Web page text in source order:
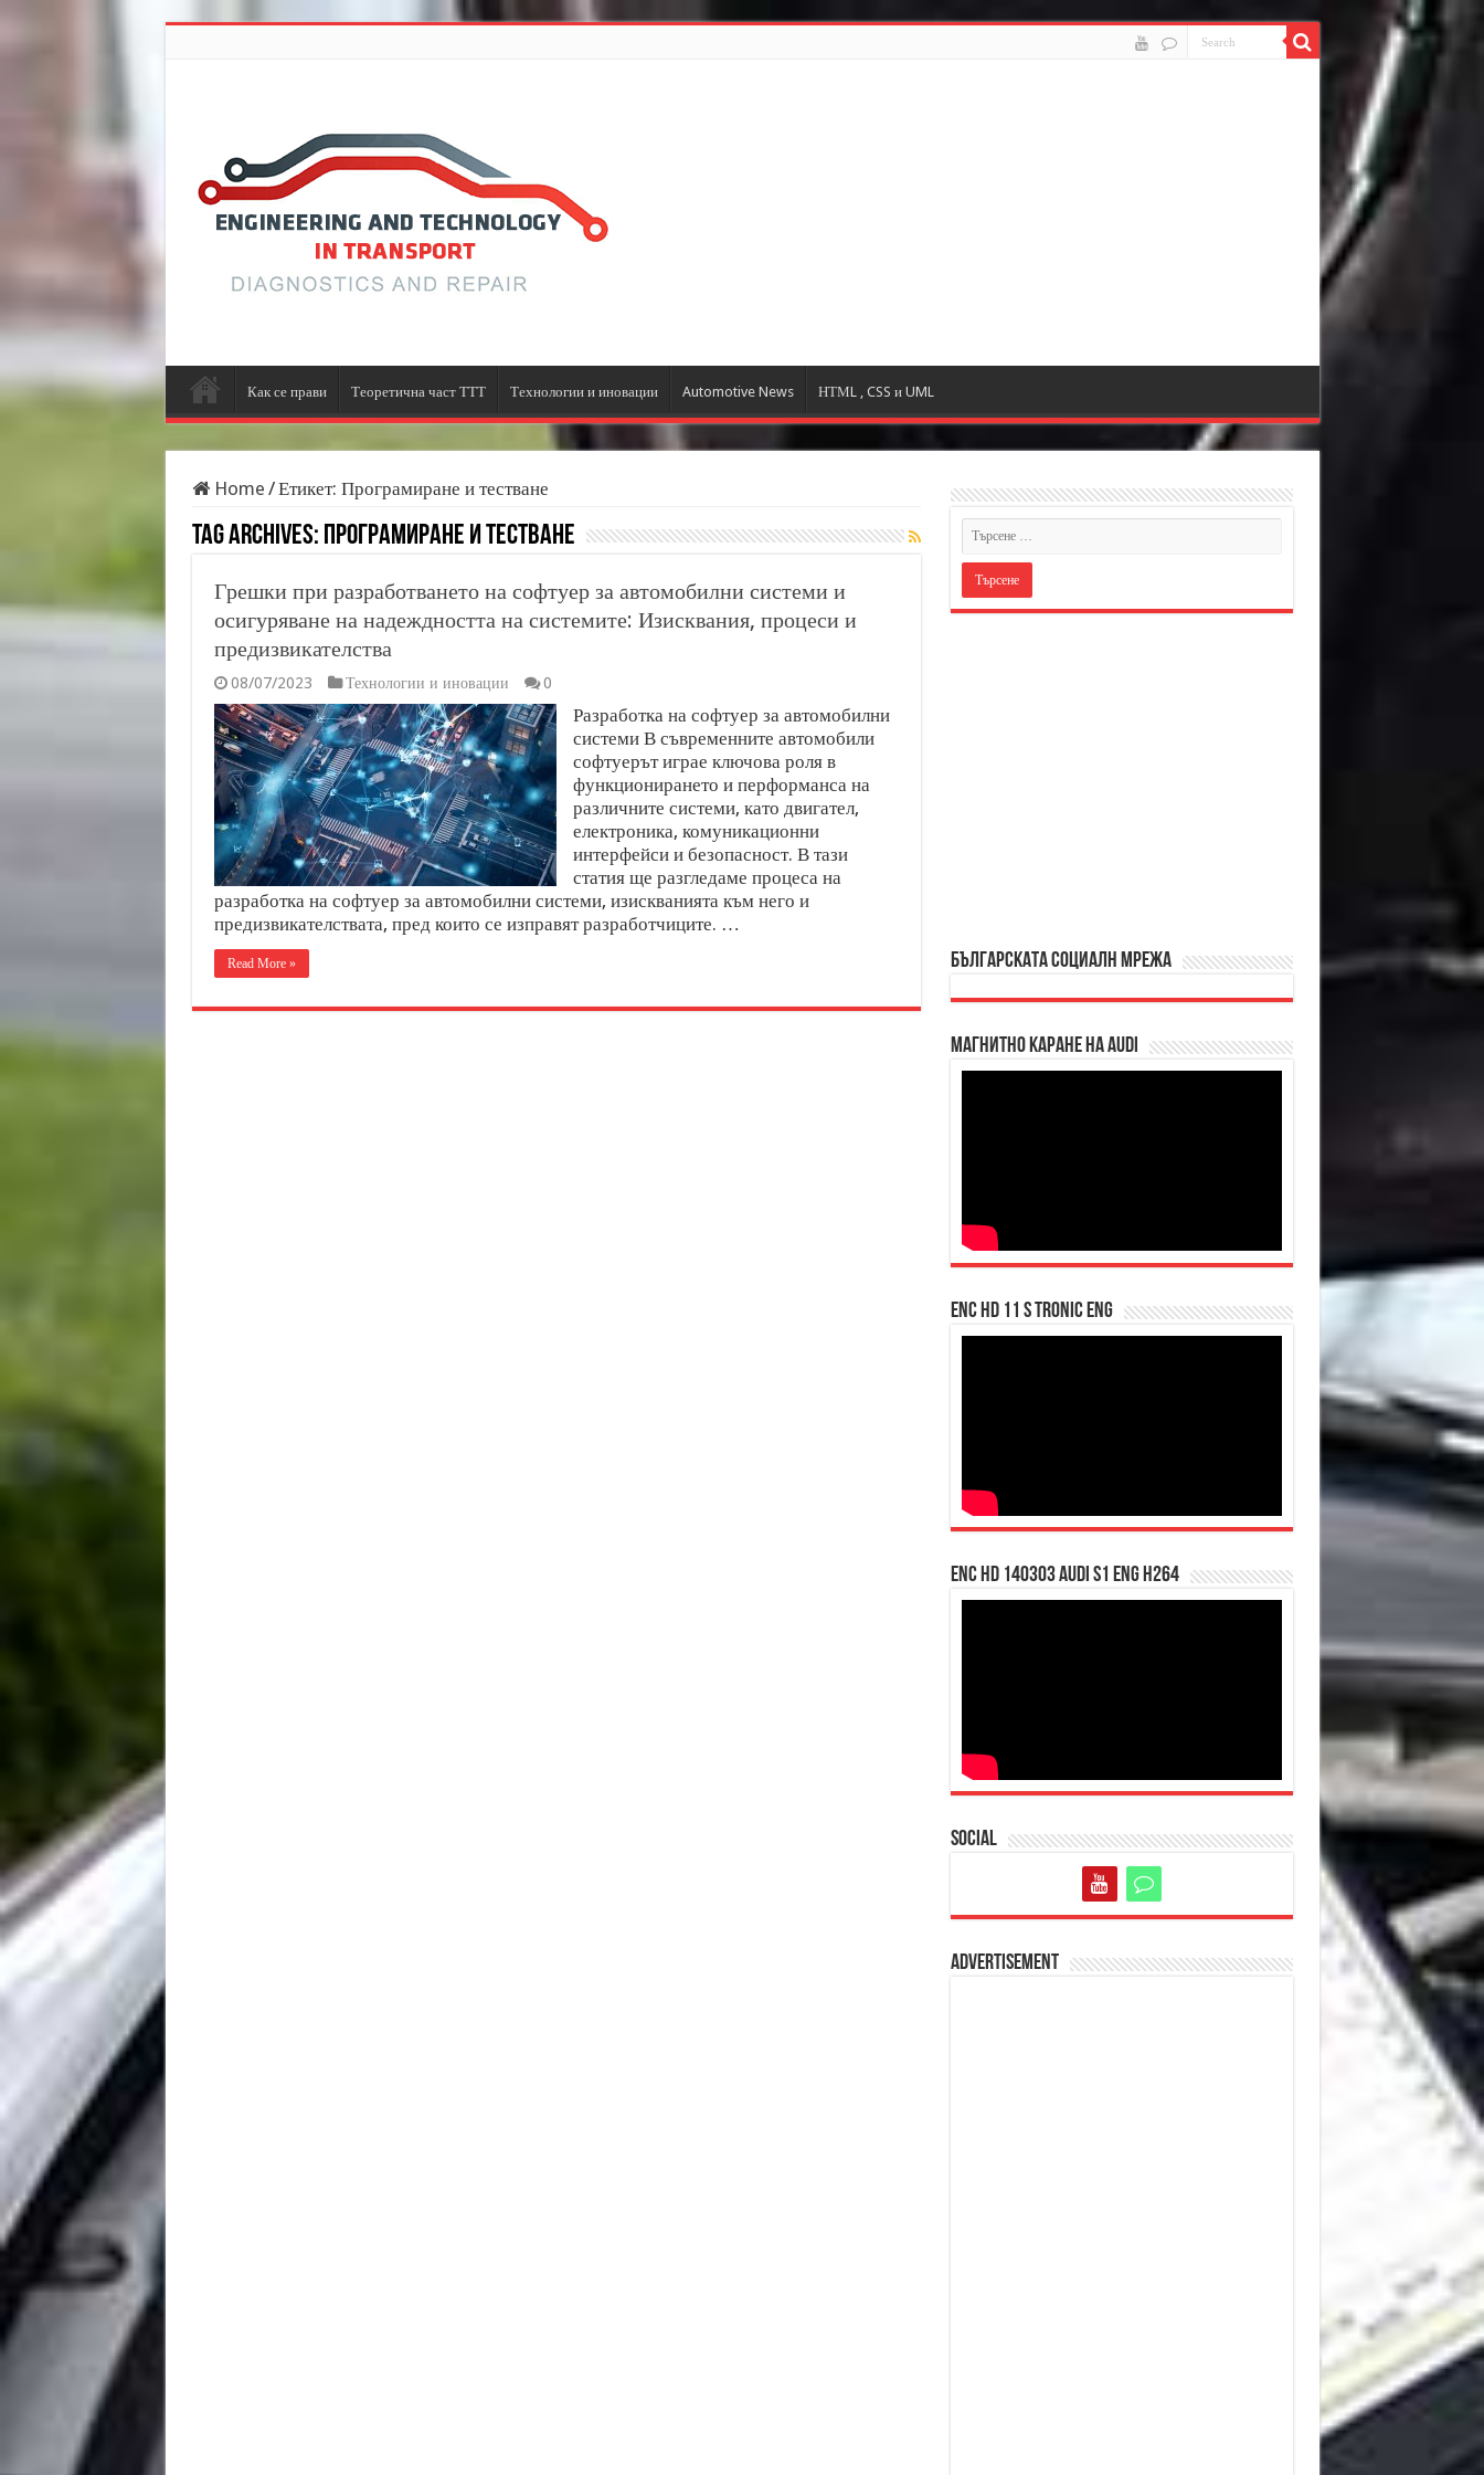
Как се прави Теоретична част ТТТ Технологии и иновации Automotive News НТМL , CSS и UML
Home /Етикет: Програмиране и тестване
Tag Archives: Програмиране и тестване
Грешки при разработването на софтуер за автомобилни системи и
осигуряване на надеждността на системите: Изисквания, процеси и
предизвикателства
08/07/2023 Технологии и иновации 0
Разработка на софтуер за автомобилни
системи В съвременните автомобили
софтуерът играе ключова роля в
функционирането и перформанса на
различните системи, като двигател,
електроника, комуникационни
интерфейси и безопасност. В тази
статия ще разгледаме процеса на
разработка на софтуер за автомобилни системи, изискванията към него и
предизвикателствата, пред които се изправят разработчиците. …
Read More » БЪЛГАРСКАТА СОЦИАЛН МРЕЖА
Магнитно каране на Audi
enc hd 11 S tronic ENG
enc hd 140303 Audi S1 ENG H264
Social
Advertisement